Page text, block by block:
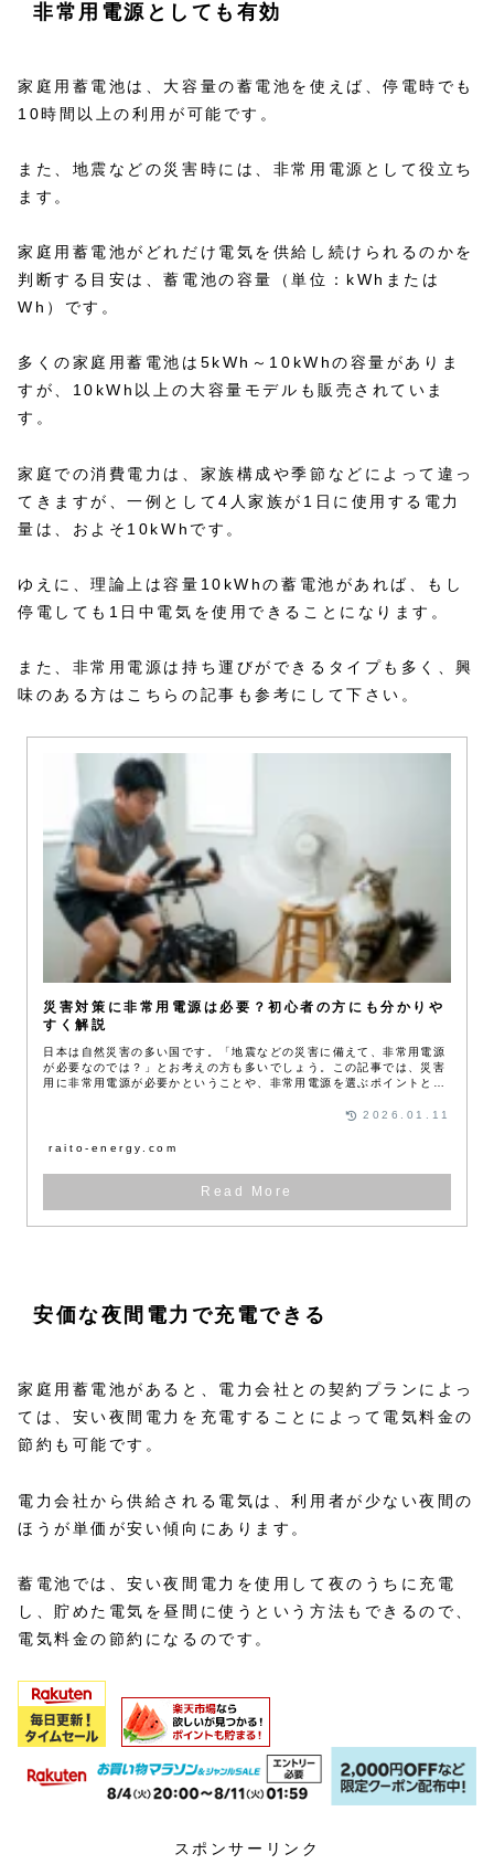
非常用電源としても有効
家庭用蓄電池は、大容量の蓄電池を使えば、停電時でも
10時間以上の利用が可能です。
また、地震などの災害時には、非常用電源として役立ち
ます。
家庭用蓄電池がどれだけ電気を供給し続けられるのかを
判断する目安は、蓄電池の容量（単位：kWhまたは
Wh）です。
多くの家庭用蓄電池は5kWh～10kWhの容量がありま
すが、10kWh以上の大容量モデルも販売されていま
す。
家庭での消費電力は、家族構成や季節などによって違っ
てきますが、一例として4人家族が1日に使用する電力
量は、およそ10kWhです。
ゆえに、理論上は容量10kWhの蓄電池があれば、もし
停電しても1日中電気を使用できることになります。
また、非常用電源は持ち運びができるタイプも多く、興
味のある方はこちらの記事も参考にして下さい。
災害対策に非常用電源は必要？初心者の方にも分かりや
すく解説
日本は自然災害の多い国です。「地震などの災害に備えて、非常用電源
が必要なのでは？」とお考えの方も多いでしょう。この記事では、災害
用に非常用電源が必要かということや、非常用電源を選ぶポイントと初
raito-energy.com
2026.01.11
安価な夜間電力で充電できる
家庭用蓄電池があると、電力会社との契約プランによっ
ては、安い夜間電力を充電することによって電気料金の
節約も可能です。
電力会社から供給される電気は、利用者が少ない夜間の
ほうが単価が安い傾向にあります。
蓄電池では、安い夜間電力を使用して夜のうちに充電
し、貯めた電気を昼間に使うという方法もできるので、
電気料金の節約になるのです。
スポンサーリンク